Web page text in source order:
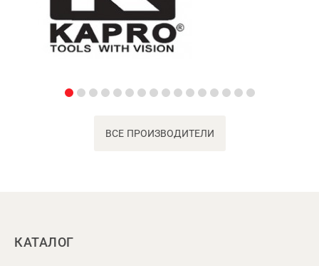
ВСЕ ПРОИЗВОДИТЕЛИ
КАТАЛОГ